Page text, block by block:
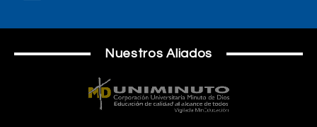
Nuestros Aliados